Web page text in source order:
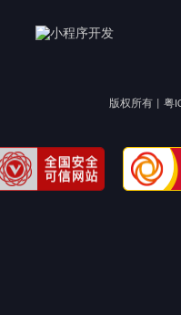
版权所有 | 粤